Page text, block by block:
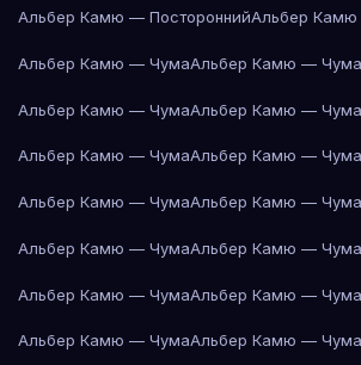
Альбер Камю — ПостороннийАльбер Камю
Альбер Камю — ЧумаАльбер Камю — Чума
Альбер Камю — ЧумаАльбер Камю — Чума
Альбер Камю — ЧумаАльбер Камю — Чума
Альбер Камю — ЧумаАльбер Камю — Чума
Альбер Камю — ЧумаАльбер Камю — Чума
Альбер Камю — ЧумаАльбер Камю — Чума
Альбер Камю — ЧумаАльбер Камю — Чума